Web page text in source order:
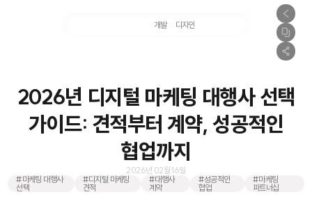
개발 디자인
2026년 디지털 마케팅 대행사 선택
가이드: 견적부터 계약, 성공적인
협업까지
2026년 02월 16일
#마케팅 대행사
선택
#디지털 마케팅
견적
#대행사
계약
#성공적인
협업
#마케팅
파트너십